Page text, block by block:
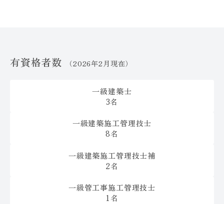
有資格者数 （2026年2月現在）
一級建築士
3名
一級建築施工管理技士
8名
一級建築施工管理技士補
2名
一級管工事施工管理技士
1名